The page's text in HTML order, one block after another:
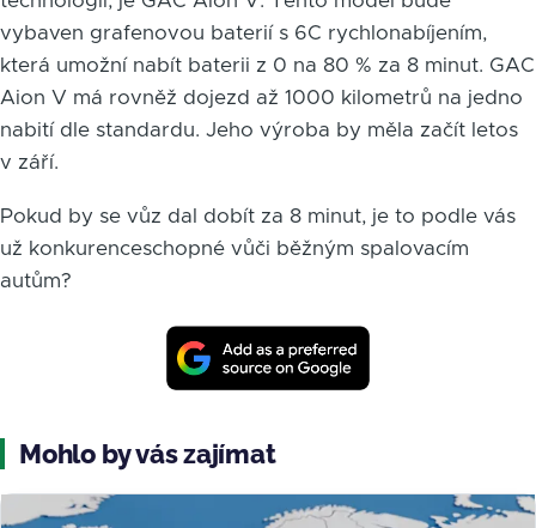
vybaven grafenovou baterií s 6C rychlonabíjením,
která umožní nabít baterii z 0 na 80 % za 8 minut. GAC
Aion V má rovněž dojezd až 1000 kilometrů na jedno
nabití dle standardu. Jeho výroba by měla začít letos
v září.
Pokud by se vůz dal dobít za 8 minut, je to podle vás
už konkurenceschopné vůči běžným spalovacím
autům?
Mohlo by vás zajímat